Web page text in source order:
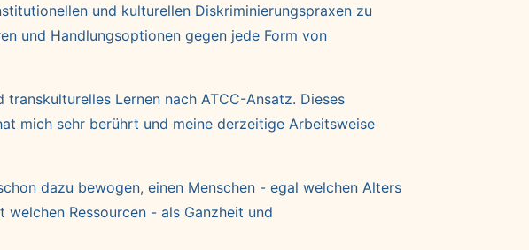
und kulturellen Diskriminierungspraxen zu
und Handlungsoptionen gegen jede Form von
Lernen nach ATCC-Ansatz. Dieses
mich sehr berührt und meine derzeitige Arbeitsweise
dazu bewogen, einen Menschen - egal welchen Alters
Ressourcen - als Ganzheit und